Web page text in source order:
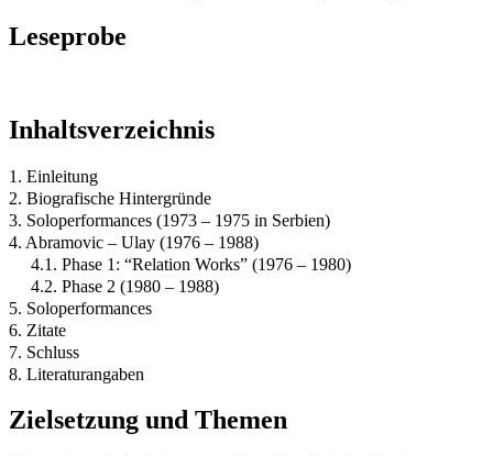
Leseprobe
Inhaltsverzeichnis
1. Einleitung
2. Biografische Hintergründe
3. Soloperformances (1973 – 1975 in Serbien)
4. Abramovic – Ulay (1976 – 1988)
4.1. Phase 1: “Relation Works” (1976 – 1980)
4.2. Phase 2 (1980 – 1988)
5. Soloperformances
6. Zitate
7. Schluss
8. Literaturangaben
Zielsetzung und Themen